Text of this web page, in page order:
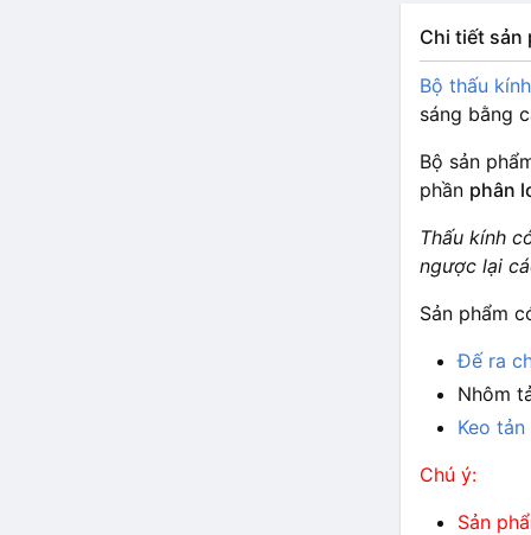
Chi tiết sản
Bộ thấu
sáng bằng
Bộ sản
phần phân
Thấu kính
ngược lại
Sản phẩm
Đế ra
Nhôm
Keo tản
Chú ý:
Sản